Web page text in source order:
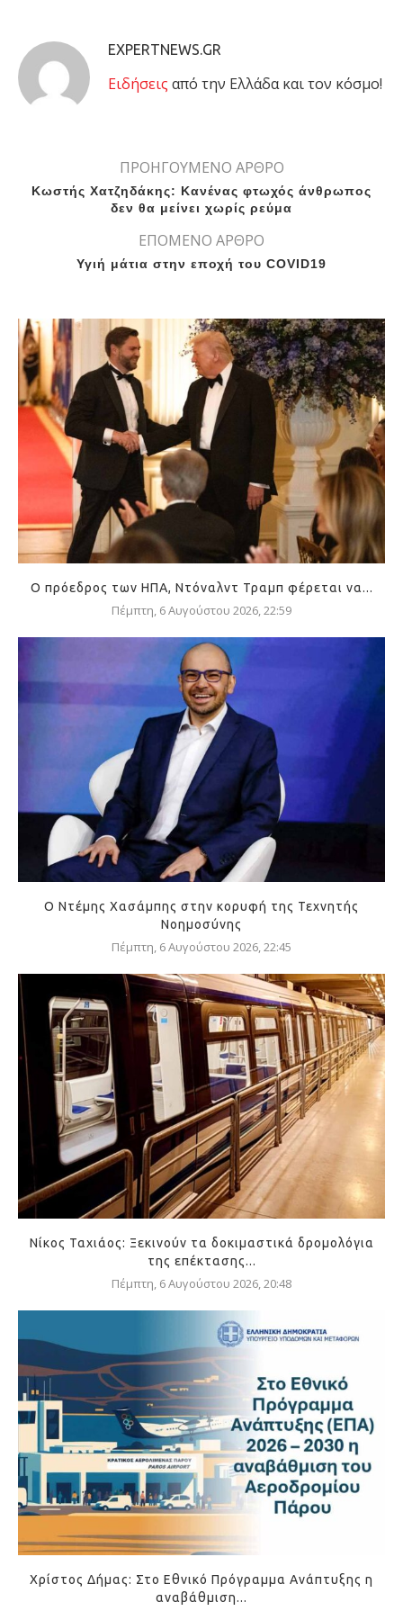
EXPERTNEWS.GR
Eιδήσεις από την Ελλάδα και τον κόσμο!
ΠΡΟΗΓΟΥΜΕΝΟ ΑΡΘΡΟ
Κωστής Χατζηδάκης: Κανένας φτωχός άνθρωπος
δεν θα μείνει χωρίς ρεύμα
ΕΠΟΜΕΝΟ ΑΡΘΡΟ
Υγιή μάτια στην εποχή του COVID19
Ο πρόεδρος των ΗΠΑ, Ντόναλντ Τραμπ φέρεται να...
Πέμπτη, 6 Αυγούστου 2026, 22:59
Ο Ντέμης Χασάμπης στην κορυφή της Τεχνητής
Νοημοσύνης
Πέμπτη, 6 Αυγούστου 2026, 22:45
Νίκος Ταχιάος: Ξεκινούν τα δοκιμαστικά δρομολόγια
της επέκτασης...
Πέμπτη, 6 Αυγούστου 2026, 20:48
Χρίστος Δήμας: Στο Εθνικό Πρόγραμμα Ανάπτυξης η
αναβάθμιση...